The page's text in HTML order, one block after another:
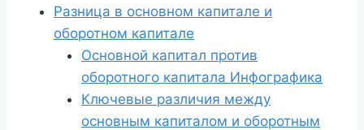
Разница в основном капитале и
оборотном капитале
Основной капитал против
оборотного капитала Инфографика
Ключевые различия между
основным капиталом и оборотным